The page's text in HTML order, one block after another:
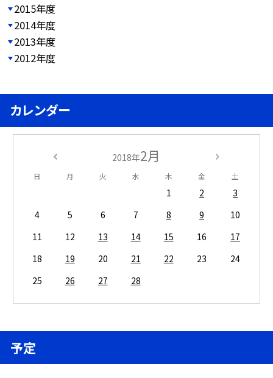
2015年度
2014年度
2013年度
2012年度
カレンダー
2018年2月
日 月 火 水 木 金 土
1 2
3
4
5 6 7 8 9
10
11
12 13 14 15 16
17
18
19 20 21 22 23
24
25
26 27 28
予定